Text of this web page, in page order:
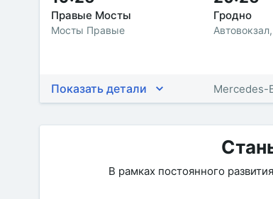
Правые Мосты
Мосты Правые
Гродно
Показать детали Mercedes-
В рамках постоянного